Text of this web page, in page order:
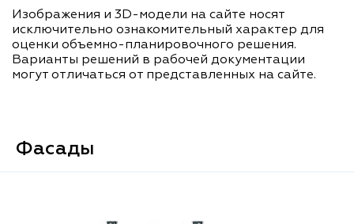
Изображения и 3D-модели на сайте носят
исключительно ознакомительный характер для
оценки объемно-планировочного решения.
Варианты решений в рабочей документации
могут отличаться от представленных на сайте.
Фасады